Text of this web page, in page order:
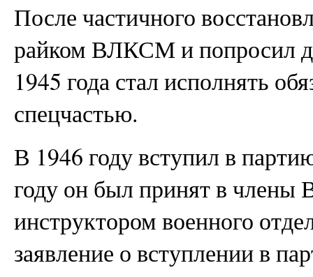
После частичного
райком ВЛКСМ и попросил
1945 года стал исполнять
спецчастью.
В 1946 году вступил в
году он был принят в члены
инструктором военного
заявление о вступлении в